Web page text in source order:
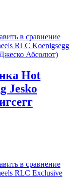
в сравнение
Hot
Jesko
в сравнение